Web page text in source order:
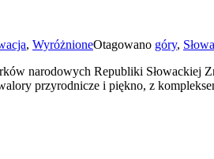
, WyróżnioneOtagowano góry,
narodowych Republiki Słowackiej
przyrodnicze i piękno, z